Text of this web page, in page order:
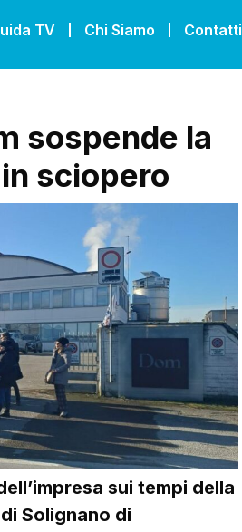
TV Chi Siamo Contatti
sospende la
sciopero
sui tempi della
Solignano di